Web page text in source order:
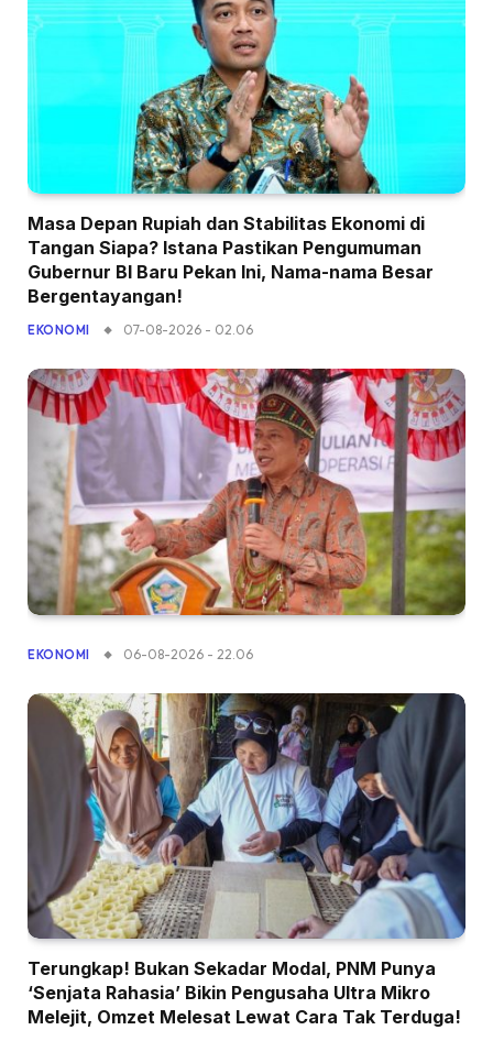
Masa Depan Rupiah dan Stabilitas Ekonomi di
Tangan Siapa? Istana Pastikan Pengumuman
Gubernur BI Baru Pekan Ini, Nama-nama Besar
Bergentayangan!
EKONOMI 07-08-2026 - 02.06
EKONOMI 06-08-2026 - 22.06
Terungkap! Bukan Sekadar Modal, PNM Punya
‘Senjata Rahasia’ Bikin Pengusaha Ultra Mikro
Melejit, Omzet Melesat Lewat Cara Tak Terduga!